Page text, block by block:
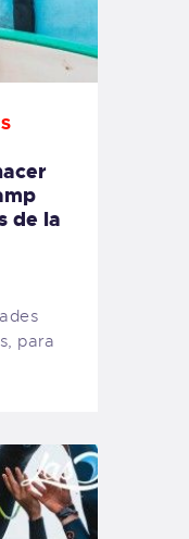
de la
para